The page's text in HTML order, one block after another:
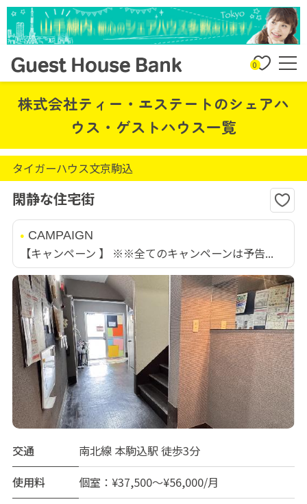
0
株式会社ティー・エステートのシェアハ
ウス・ゲストハウス一覧
タイガーハウス文京駒込
閑静な住宅街
CAMPAIGN
【キャンペーン 】 ※※全てのキャンペーンは予告...
交通
南北線 本駒込駅 徒歩3分
使用料
個室：¥37,500～¥56,000/月